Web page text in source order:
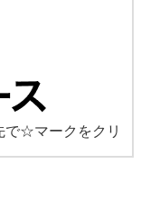
で☆マークをクリ